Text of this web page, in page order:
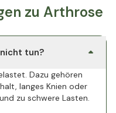
zu Arthrose
tun?
Dazu gehören
langes Knien oder
zu schwere Lasten.